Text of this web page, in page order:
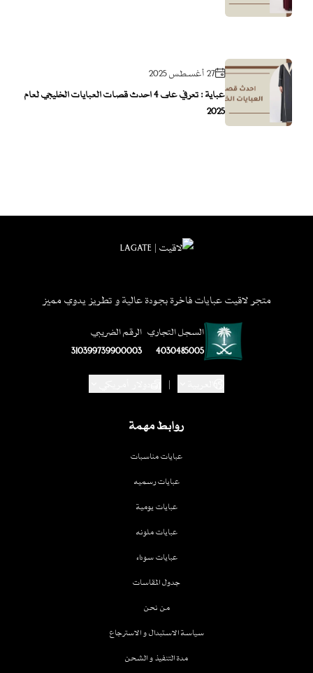
27 أغسطس 2025
عباية : تعرفي على 4 احدث قصات العبايات الخليجي لعام
2025
روابط مهمة
عبايات مناسبات
عبايات رسميه
عبايات يومية
عبايات ملونه
عبايات سوداء
جدول المقاسات
من نحن
سياسة الاستبدال و الاسترجاع
مدة التنفيذ و الشحن
متجر لاقيت عبايات فاخرة بجودة عالية و تطريز يدوي مميز
السجل التجاري
4030485005
الرقم الضريبي
310399739900003
|